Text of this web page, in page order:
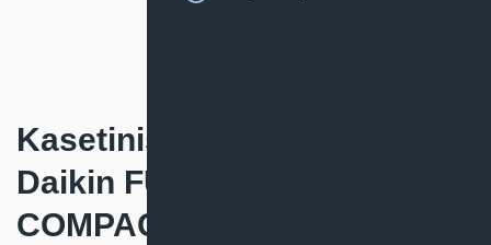
Kasetinis oro kondicionierius
Daikin FULLY FLAT
COMPACT FFA-A9 (SKYAIR)